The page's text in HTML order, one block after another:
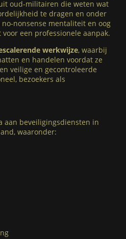
oud-militairen die weten wat
te dragen en onder
nonsense mentaliteit en oog
een professionele aanpak.
werkwijze, waarbij
en handelen voordat ze
veilige en gecontroleerde
bezoekers als
aan beveiligingsdiensten in
waaronder: